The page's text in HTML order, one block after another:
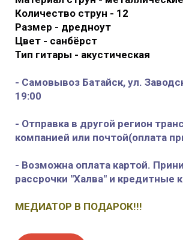
Количество струн - 12
Размер - дредноут
Цвет - санбёрст
Тип гитары - акустическая
- Самовывоз Батайск, ул.
19:00
- Отправка в другой регион
компанией или почтой(оплата
- Возможна оплата картой.
рассрочки "Халва" и кредитные
МЕДИАТОР В ПОДАРОК!!!